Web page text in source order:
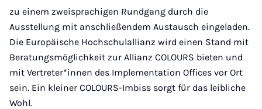
zu einem zweisprachigen Rundgang durch die
Ausstellung mit anschließendem Austausch eingeladen.
Die Europäische Hochschulallianz wird einen Stand mit
Beratungsmöglichkeit zur Allianz COLOURS bieten und
mit Vertreter*innen des Implementation Offices vor Ort
sein. Ein kleiner COLOURS-Imbiss sorgt für das leibliche
Wohl.